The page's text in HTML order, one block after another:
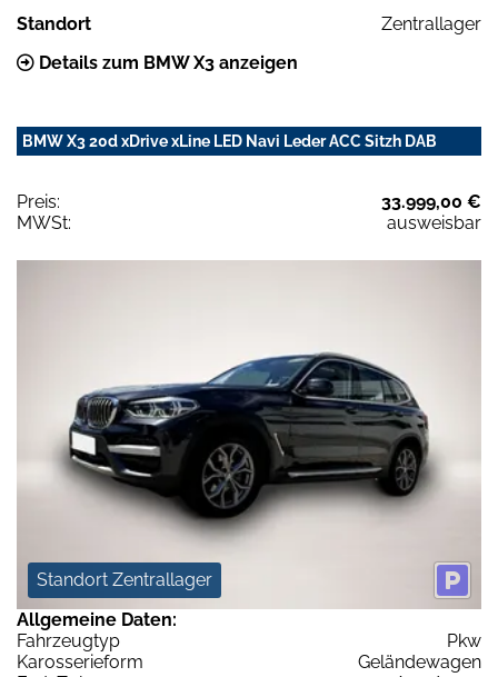
Standort
Zentrallager
Details zum BMW X3 anzeigen
BMW X3 20d xDrive xLine LED Navi Leder ACC Sitzh DAB
Preis:
33.999,00 €
MWSt:
ausweisbar
Standort Zentrallager
Allgemeine Daten:
Fahrzeugtyp
Pkw
Karosserieform
Geländewagen